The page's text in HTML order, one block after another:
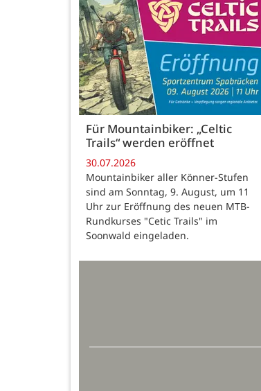
Für Mountainbiker: „Celtic
Trails“ werden eröffnet
30.07.2026
Mountainbiker aller Könner-Stufen
sind am Sonntag, 9. August, um 11
Uhr zur Eröffnung des neuen MTB-
Rundkurses "Cetic Trails" im
Soonwald eingeladen.